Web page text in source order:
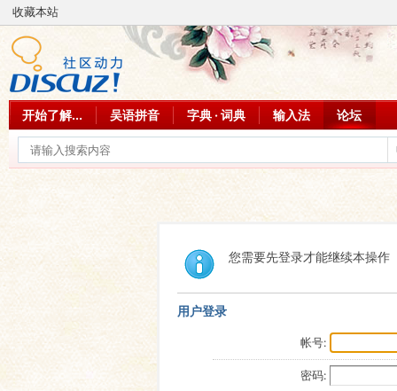
收藏本站
开始了解... 吴语拼音 字典 · 词典 输入法 论坛
您需要先登录才能继续本操作
用户登录
帐号:
密码: